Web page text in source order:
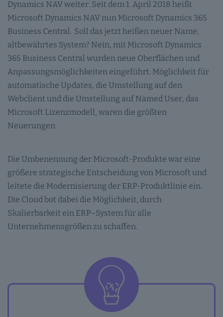
Dynamics NAV weiter. Seit dem 1. April 2018 heißt
Microsoft Dynamics NAV nun Microsoft Dynamics 365
Business Central. Soll das jetzt heißen neuer Name,
altbewährtes System? Nein, mit Microsoft Dynamics
365 Business Central wurden neue Oberflächen und
Anpassungsmöglichkeiten eingeführt. Möglichkeit für
automatische Updates, die Umstellung auf den
Webclient und die Umstellung auf Named User, das
Microsoft Lizenzmodell, waren die größten
Neuerungen.
Die Umbenennung der Microsoft-Produkte war eine
größere strategische Entscheidung von Microsoft und
leitete die Modernisierung der ERP-Produktlinie ein.
Die Cloud bot dabei die Möglichkeit, durch
Skalierbarkeit ein ERP–System für alle
Unternehmensgrößen zu schaffen.